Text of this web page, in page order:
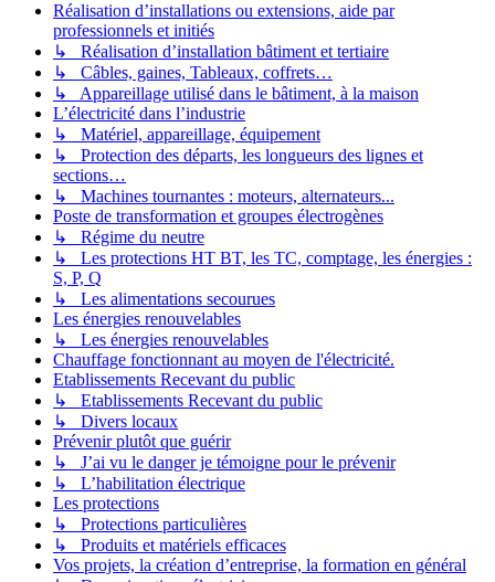
Réalisation d’installations ou extensions, aide par
professionnels et initiés
↳ Réalisation d’installation bâtiment et tertiaire
↳ Câbles, gaines, Tableaux, coffrets…
↳ Appareillage utilisé dans le bâtiment, à la maison
L’électricité dans l’industrie
↳ Matériel, appareillage, équipement
↳ Protection des départs, les longueurs des lignes et
sections…
↳ Machines tournantes : moteurs, alternateurs...
Poste de transformation et groupes électrogènes
↳ Régime du neutre
↳ Les protections HT BT, les TC, comptage, les énergies :
S, P, Q
↳ Les alimentations secourues
Les énergies renouvelables
↳ Les énergies renouvelables
Chauffage fonctionnant au moyen de l'électricité.
Etablissements Recevant du public
↳ Etablissements Recevant du public
↳ Divers locaux
Prévenir plutôt que guérir
↳ J’ai vu le danger je témoigne pour le prévenir
↳ L’habilitation électrique
Les protections
↳ Protections particulières
↳ Produits et matériels efficaces
Vos projets, la création d’entreprise, la formation en général